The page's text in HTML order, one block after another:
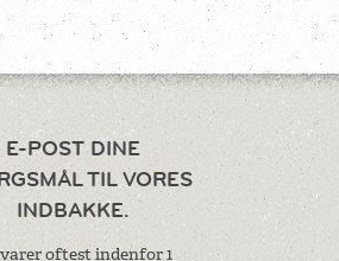
E-POST DINE
TIL VORES
INDBAKKE.
oftest indenfor 1